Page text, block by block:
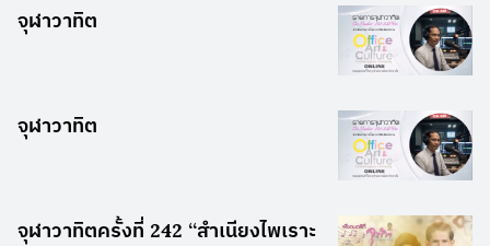
จุฬาวาทิต
จุฬาวาทิต
จุฬาวาทิตครั้งที่ 242 “สำเนียงไพเราะ